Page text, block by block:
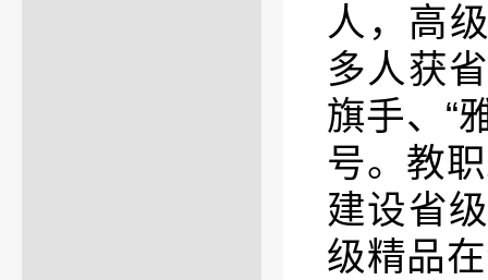
人，高
多人获
旗手、“
号。教
建设省
级精品